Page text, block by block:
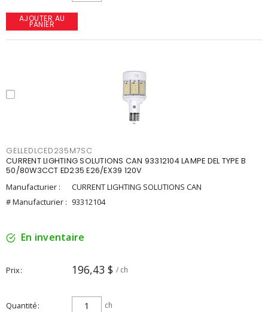
AJOUTER AU
PANIER
GELLEDLCED235M7SC
CURRENT LIGHTING SOLUTIONS CAN 93312104 LAMPE DEL TYPE B
50/80W3CCT ED235 E26/EX39 120V
Manufacturier :
CURRENT LIGHTING SOLUTIONS CAN
# Manufacturier : 93312104
En inventaire
Prix 196,43 $ / ch
Quantité ch